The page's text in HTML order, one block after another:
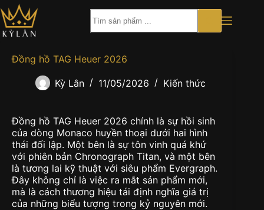
Chuyển
đến
phần
nội
dung
Đồng hồ TAG Heuer 2026
Kỳ Lân 11/05/2026 Kiến thức
Đồng hồ TAG Heuer 2026 chính là sự hồi sinh
của dòng Monaco huyền thoại dưới hai hình
thái đối lập. Một bên là sự tôn vinh quá khứ
với phiên bản Chronograph Titan, và một bên
là tương lai kỹ thuật với siêu phẩm Evergraph.
Đây không chỉ là việc ra mắt sản phẩm mới,
mà là cách thương hiệu tái định nghĩa giá trị
của những biểu tượng trong kỷ nguyên mới.